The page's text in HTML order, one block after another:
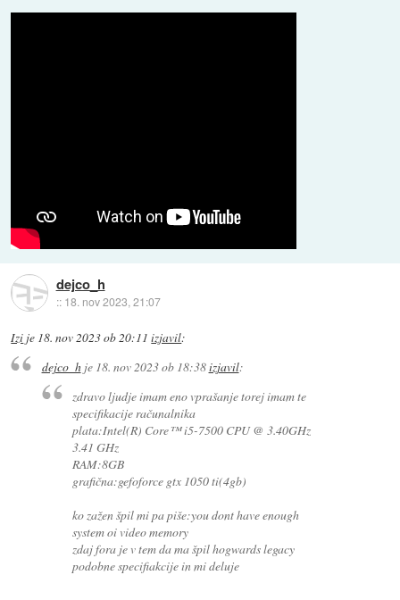
dejco_h
:: 18. nov 2023, 21:07
Izi je 18. nov 2023 ob 20:11 izjavil:
dejco_hje 18. nov 2023 ob 18:38izjavil:
zdravo ljudje imam eno vprašanje torej imam te
specifikacije računalnika
plata:Intel(R) Core™ i5-7500 CPU @ 3.40GHz
3.41 GHz
RAM:8GB
grafična:gefoforce gtx 1050 ti(4gb)
ko zažen špil mi pa piše:you dont have enough
system oi video memory
zdaj fora je v tem da ma špil hogwards legacy
podobne specifiakcije in mi deluje